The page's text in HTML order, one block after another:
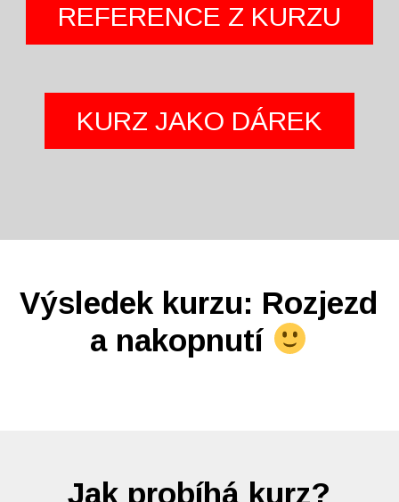
REFERENCE Z KURZU
KURZ JAKO DÁREK
Výsledek kurzu: Rozjezd
a nakopnutí
Jak probíhá kurz?